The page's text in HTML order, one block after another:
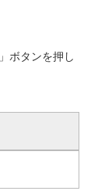
ボタンを押し